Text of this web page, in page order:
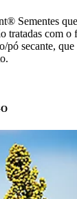
Sementes
tratadas com
secante,